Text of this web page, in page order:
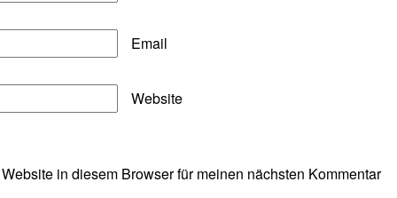
Email
Website
in diesem Browser für meinen nächsten Kommentar